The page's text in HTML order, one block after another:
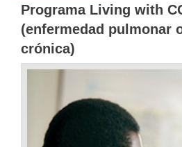
Programa Living with
(enfermedad pulmonar
crónica)